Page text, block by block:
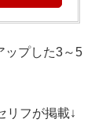
ップした3～5
リフが掲載↓